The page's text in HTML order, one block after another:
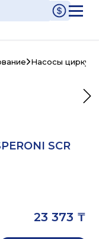
Насосы
SCR
23 373 ₸